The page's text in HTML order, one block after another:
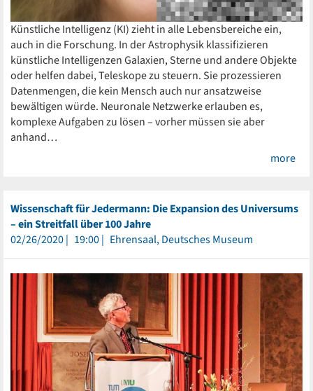
Künstliche Intelligenz (KI) zieht in alle Lebensbereiche ein,
auch in die Forschung. In der Astrophysik klassifizieren
künstliche Intelligenzen Galaxien, Sterne und andere Objekte
oder helfen dabei, Teleskope zu steuern. Sie prozessieren
Datenmengen, die kein Mensch auch nur ansatzweise
bewältigen würde. Neuronale Netzwerke erlauben es,
komplexe Aufgaben zu lösen – vorher müssen sie aber
anhand…
more
Wissenschaft für Jedermann: Die Expansion des Universums
– ein Streitfall über 100 Jahre
02/26/2020
19:00 Ehrensaal, Deutsches Museum